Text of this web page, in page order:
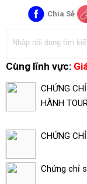
Chia Sẻ
Cùng lĩnh vực:
CHỨNG
HÀNH
CHỨNG
Chứng chỉ